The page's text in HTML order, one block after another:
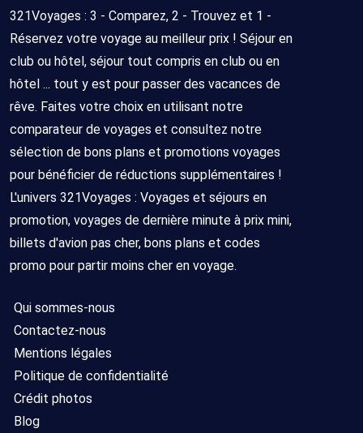
321Voyages : 3 - Comparez, 2 - Trouvez et 1 -
Réservez votre voyage au meilleur prix ! Séjour en
club ou hôtel, séjour tout compris en club ou en
hôtel ... tout y est pour passer des vacances de
rêve. Faites votre choix en utilisant notre
comparateur de voyages et consultez notre
sélection de bons plans et promotions voyages
pour bénéficier de réductions supplémentaires !
L'univers 321Voyages : Voyages et séjours en
promotion, voyages de dernière minute à prix mini,
billets d'avion pas cher, bons plans et codes
promo pour partir moins cher en voyage.
Qui sommes-nous
Contactez-nous
Mentions légales
Politique de confidentialité
Crédit photos
Blog